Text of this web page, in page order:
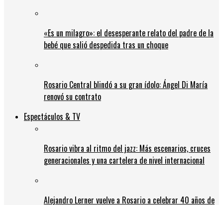
«Es un milagro»: el desesperante relato del padre de la
bebé que salió despedida tras un choque
Rosario Central blindó a su gran ídolo: Ángel Di María
renovó su contrato
Espectáculos & TV
Rosario vibra al ritmo del jazz: Más escenarios, cruces
generacionales y una cartelera de nivel internacional
Alejandro Lerner vuelve a Rosario a celebrar 40 años de